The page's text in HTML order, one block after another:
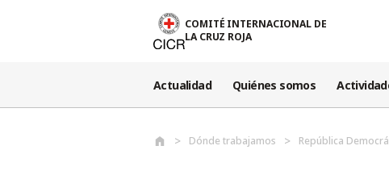
COMITÉ INTERNACIONAL DE
LA CRUZ ROJA
Actualidad Quiénes somos
Dónde trabajamos República